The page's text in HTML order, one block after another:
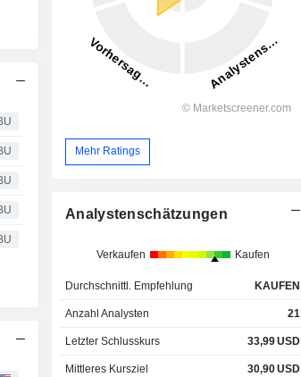
Mehr Ratings
Analystenschätzungen
Verkaufen Kaufen
Durchschnittl. Empfehlung KAUFEN
Anzahl Analysten 21
Letzter Schlusskurs 33,99USD
Mittleres Kursziel 30,90USD